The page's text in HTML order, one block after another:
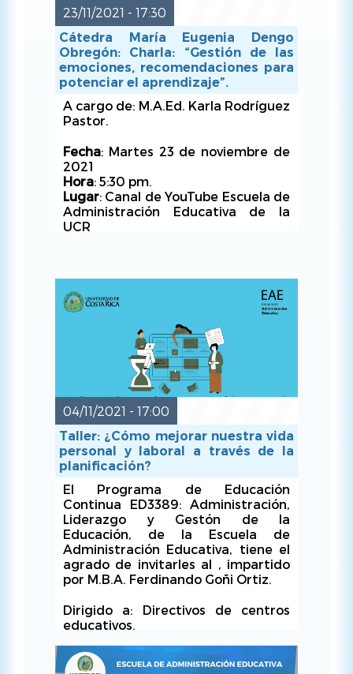
JUE, 18/11/2021 - 16:00
23/11/2021 - 17:30
Cátedra María Eugenia Dengo
Obregón: Charla: “Gestión de las
emociones, recomendaciones para
potenciar el aprendizaje”.
A cargo de: M.A.Ed. Karla Rodríguez
Pastor.
Fecha: Martes 23 de noviembre de
2021
Hora: 5:30 pm.
Lugar: Canal de YouTube Escuela de
Administración Educativa de la
UCR
MAR, 23/11/2021 - 17:30
04/11/2021 - 17:00
Taller: ¿Cómo mejorar nuestra vida
personal y laboral a través de la
planificación?
El Programa de Educación
Continua ED3389: Administración,
Liderazgo y Gestón de la
Educación, de la Escuela de
Administración Educativa, tiene el
agrado de invitarles al , impartido
por M.B.A. Ferdinando Goñi Ortiz.
Dirigido a: Directivos de centros
educativos.
Fecha: jueves 04 de noviembre,
2021.